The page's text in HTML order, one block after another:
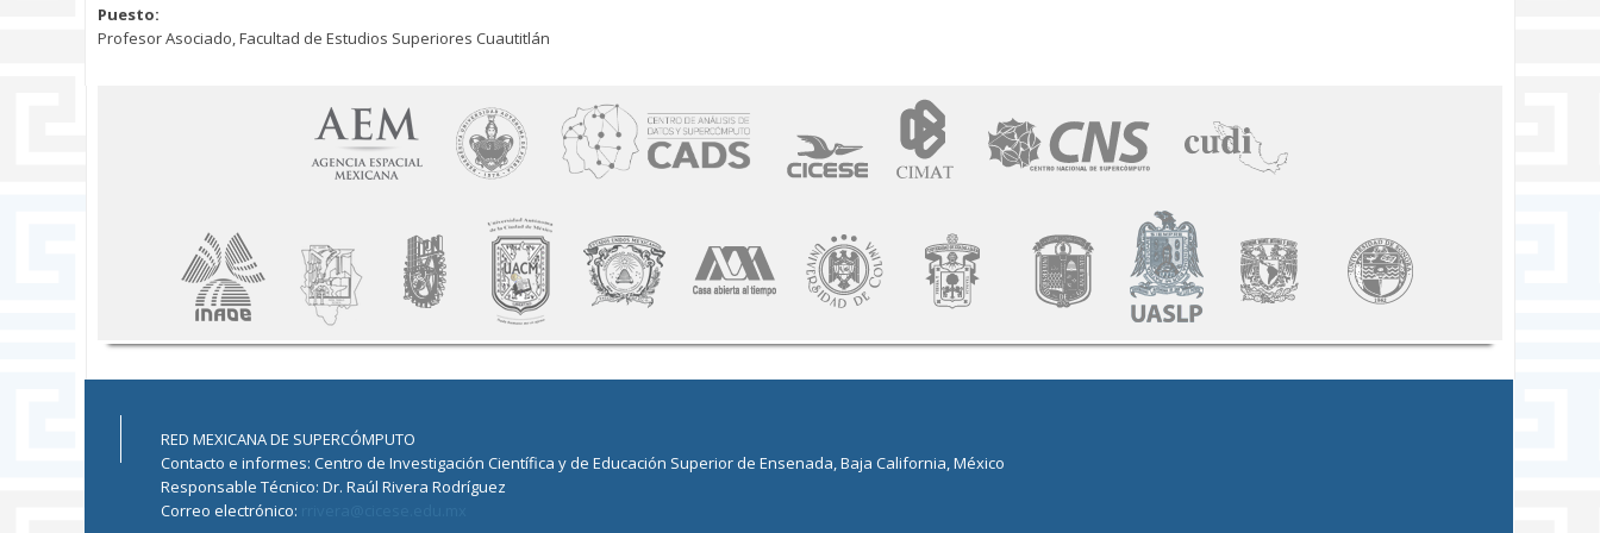
Puesto:
Profesor Asociado, Facultad de Estudios Superiores Cuautitlán
RED MEXICANA DE SUPERCÓMPUTO
Contacto e informes: Centro de Investigación Científica y de Educación Superior de Ensenada, Baja California, México
Responsable Técnico: Dr. Raúl Rivera Rodríguez
Correo electrónico: